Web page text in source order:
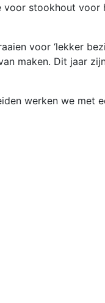
stookhout voor
voor ‘lekker
maken. Dit jaar
werken we met